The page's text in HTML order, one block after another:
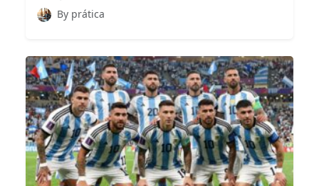
By prática